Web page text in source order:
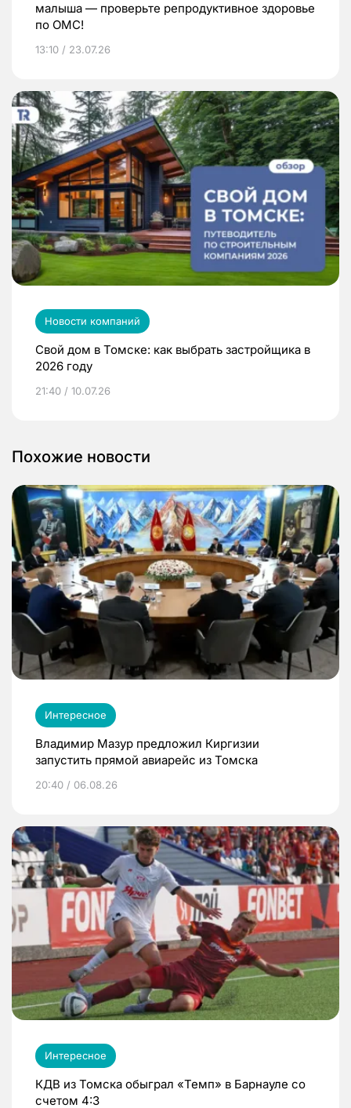
малыша — проверьте репродуктивное здоровье
по ОМС!
13:10 / 23.07.26
Новости компаний
Свой дом в Томске: как выбрать застройщика в
2026 году
21:40 / 10.07.26
Похожие новости
Интересное
Владимир Мазур предложил Киргизии
запустить прямой авиарейс из Томска
20:40 / 06.08.26
Интересное
КДВ из Томска обыграл «Темп» в Барнауле со
счетом 4:3